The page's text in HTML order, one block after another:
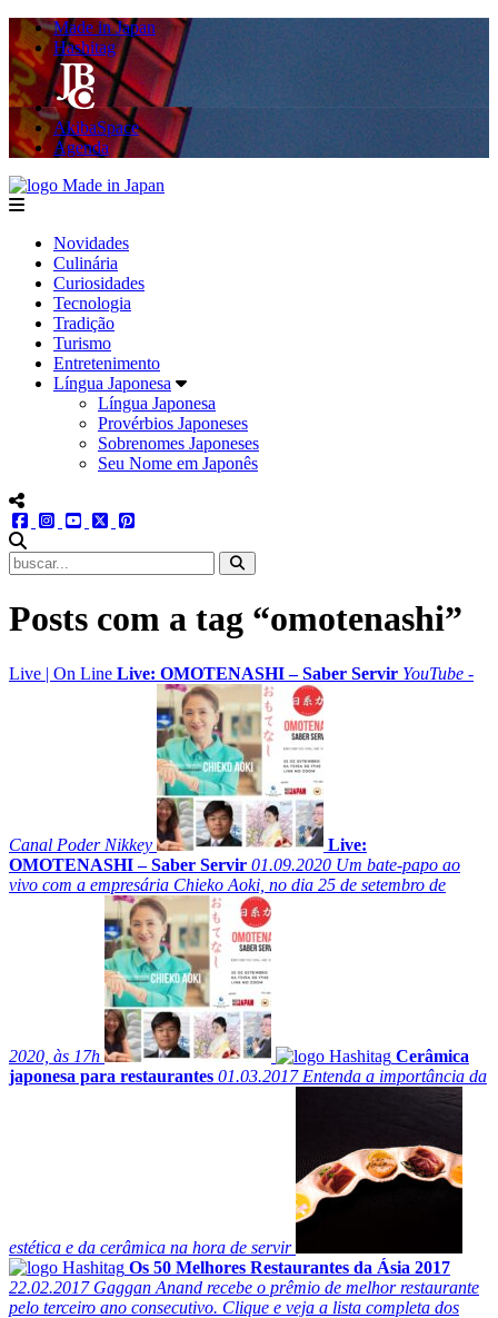
Made in Japan
Hashitag
AkibaSpace
Agenda
menu
Novidades
Culinária
Curiosidades
Tecnologia
Tradição
Turismo
Entretenimento
Língua Japonesa
Língua Japonesa
Provérbios Japoneses
Sobrenomes Japoneses
Seu Nome em Japonês
menu redes social
facebookinstagram
youtube
twitter
Posts com a tag “omotenashi”
Live | On Line Live: OMOTENASHI – Saber Servir YouTube -
Canal Poder Nikkey
Live:
OMOTENASHI – Saber Servir 01.09.2020 Um bate-papo ao
vivo com a empresária Chieko Aoki, no dia 25 de setembro de
2020, às 17h
Cerâmica
japonesa para restaurantes 01.03.2017Entenda a importância da
estética e da cerâmica na hora de servir
Os 50 Melhores Restaurantes da Ásia 2017
22.02.2017Gaggan Anand recebe o prêmio de melhor restaurante
pelo terceiro ano consecutivo. Clique e veja a lista completa dos